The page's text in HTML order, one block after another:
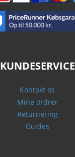
KUNDESERVICE
Kontakt os
Mine ordrer
Returnering
Guides